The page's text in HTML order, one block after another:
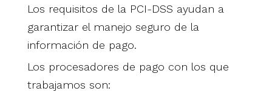
Los requisitos de la PCI-DSS ayudan a
garantizar el manejo seguro de la
información de pago.
Los procesadores de pago con los que
trabajamos son: